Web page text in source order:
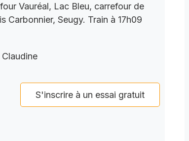
Vauréal, Lac Bleu, carrefour de
Carbonnier, Seugy. Train à 17h09
Claudine
S'inscrire à un essai gratuit